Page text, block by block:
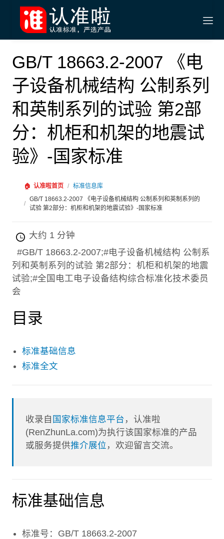
GB/T 18663.2-2007 《电
子设备机械结构 公制系列
和英制系列的试验 第2部
分：机柜和机架的地震试
验》-国家标准
🏠 认准啦首页 / 标准信息库
/
GB/T 18663.2-2007 《电子设备机械结构 公制系列和英制系列的
试验 第2部分：机柜和机架的地震试验》-国家标准
大约 1 分钟
#GB/T 18663.2-2007;#电子设备机械结构 公制系
列和英制系列的试验 第2部分：机柜和机架的地震
试验;#全国电工电子设备结构综合标准化技术委员
会
目录
标准基础信息
标准全文
收录自 国家标准信息平台 ，认准啦
(RenZhunLa.com)为执行该国家标准的产品
或服务提供推介展位 ，欢迎留言交流。
标准基础信息
标准号：GB/T 18663.2-2007